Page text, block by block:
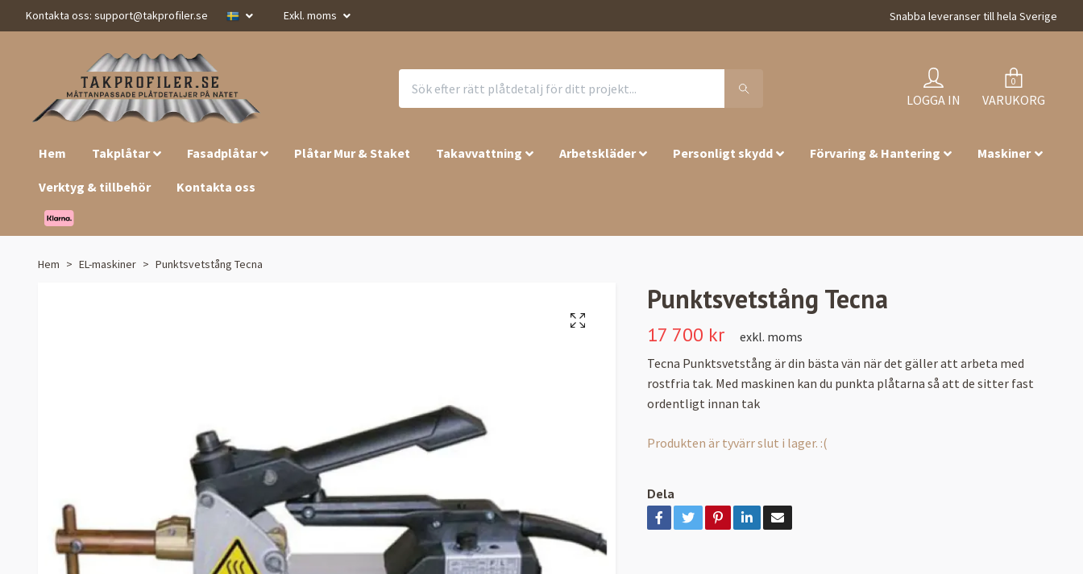
Kontakta oss: support@takprofiler.se Exkl. moms Snabba leveranser till hela Sverige
LOGGA IN
0
VARUKORG
Hem Takplåtar Fasadplåtar Plåtar Mur & Staket Takavvattning Arbetskläder Personligt skydd Förvaring & Hantering Maskiner
Verktyg & tillbehör Kontakta oss
Hem EL-maskiner Punktsvetstång Tecna
Punktsvetstång Tecna
17 700 kr
exkl. moms
Tecna Punktsvetstång är din bästa vän när det gäller att arbeta med
rostfria tak. Med maskinen kan du punkta plåtarna så att de sitter fast
ordentligt innan tak
Produkten är tyvärr slut i lager. :(
Dela